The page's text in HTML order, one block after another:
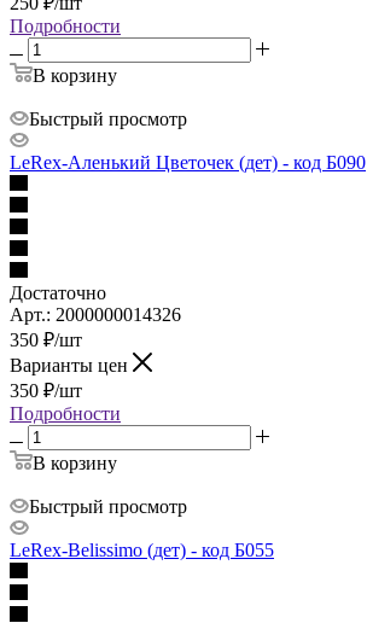
Подробности
В корзину
Быстрый просмотр
LeRex-Аленький Цветочек (дет) - код Б090
Достаточно
Арт.: 2000000014326
350 ₽/шт
Варианты цен
350 ₽/шт
Подробности
В корзину
Быстрый просмотр
LeRex-Belissimo (дет) - код Б055